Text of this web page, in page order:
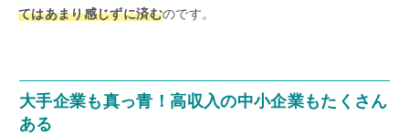
てはあまり感じずに済むのです。
大手企業も真っ青！高収入の中小企業もたくさん
ある